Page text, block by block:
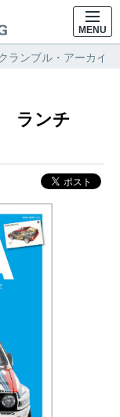
MENU
ランブル・アーカイ
ランチ